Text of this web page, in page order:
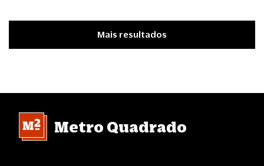
Mais resultados
Metro Quadrado